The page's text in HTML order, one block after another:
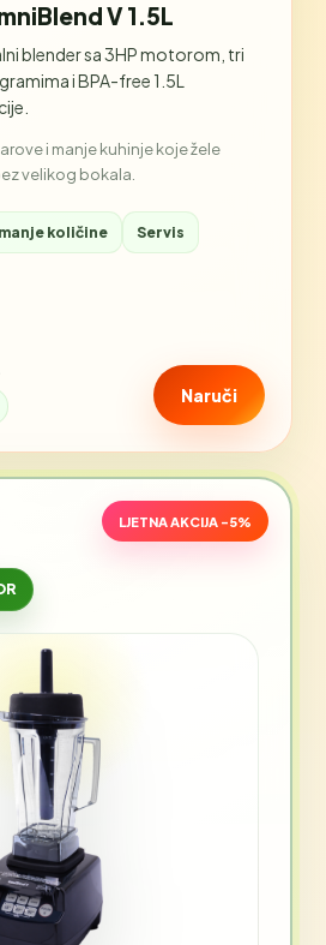
V 1.5L
blender sa 3HP motorom, tri
i BPA-free 1.5L
i manje kuhinje koje žele
velikog bokala.
količine Servis
Naruči
LJETNA AKCIJA -5%